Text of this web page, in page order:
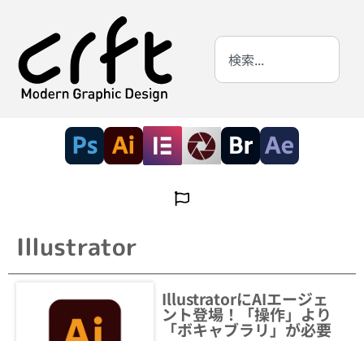
Illustrator
IllustratorにAIエージェ
ント登場！「操作」より
「ボキャブラリ」が必要